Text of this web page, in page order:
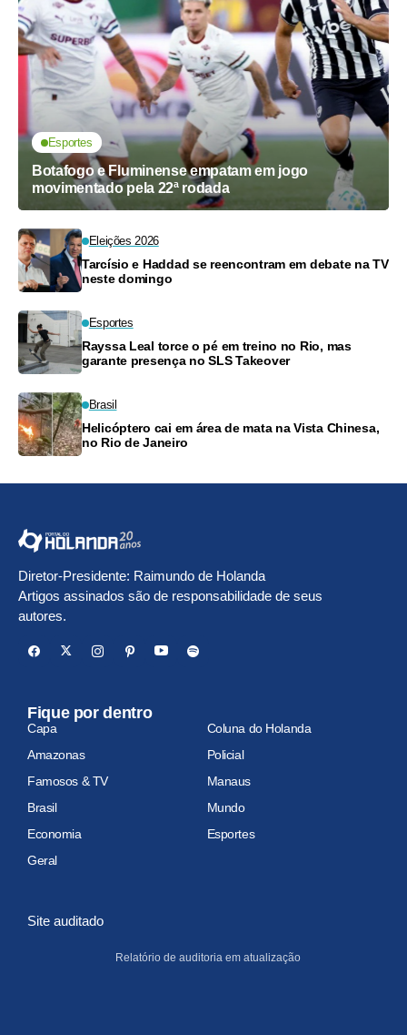
Esportes
Botafogo e Fluminense empatam em jogo
movimentado pela 22ª rodada
Eleições 2026
Tarcísio e Haddad se reencontram em debate na TV
neste domingo
Esportes
Rayssa Leal torce o pé em treino no Rio, mas
garante presença no SLS Takeover
Brasil
Helicóptero cai em área de mata na Vista Chinesa,
no Rio de Janeiro
Diretor-Presidente: Raimundo de Holanda
Artigos assinados são de responsabilidade de seus
autores.
Fique por dentro
Capa
Coluna do Holanda
Amazonas
Policial
Famosos & TV
Manaus
Brasil
Mundo
Economia
Esportes
Geral
Site auditado
Relatório de auditoria em atualização